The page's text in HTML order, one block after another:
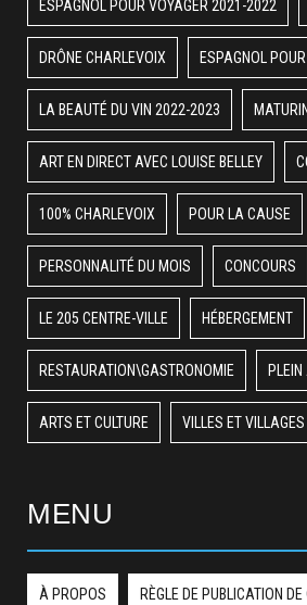
ESPAGNOL POUR VOYAGER 2021-2022
DRÔNE CHARLEVOIX ESPAGNOL
LA BEAUTÉ DU VIN 2022-2023
ART EN DIRECT AVEC LOUISE BELLEY
100% CHARLEVOIX POUR LA CAUSE
PERSONNALITÉ DU MOIS CONCOURS
LE 205 CENTRE-VILLE HÉBERGEMENT
RESTAURATION\GASTRONOMIE PLEIN
ARTS ET CULTURE VILLES ET VILLAGES
MENU
À PROPOS RÈGLE DE PUBLICATION